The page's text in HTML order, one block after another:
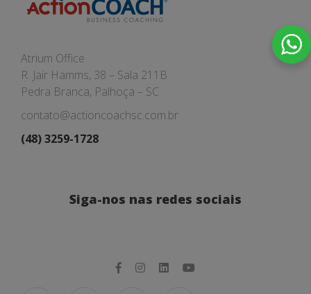
Atrium Office
R. Jair Hamms, 38 – Sala 211B
Pedra Branca, Palhoça – SC
contato@actioncoachsc.com.br
(48) 3259-1728
Siga-nos nas redes sociais